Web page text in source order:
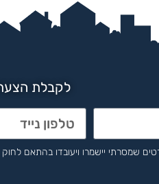
לקבלת
יישמרו ויעובדו בהתאם לחוק הגנת הפרטיות,